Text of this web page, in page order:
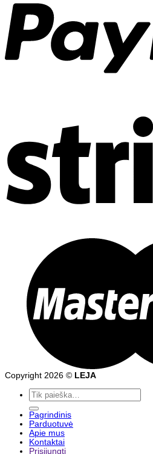
Copyright 2026 © LEJA
Ieškoti:
Pagrindinis
Parduotuvė
Apie mus
Kontaktai
Prisijungti